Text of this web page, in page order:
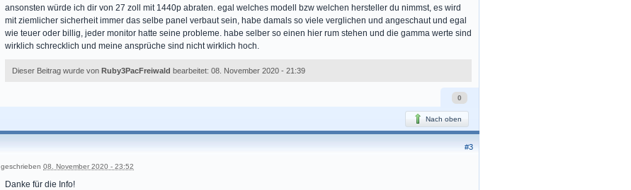
ansonsten würde ich dir von 27 zoll mit 1440p abraten. egal welches modell bzw welchen hersteller du nimmst, es wird
mit ziemlicher sicherheit immer das selbe panel verbaut sein, habe damals so viele verglichen und angeschaut und egal
wie teuer oder billig, jeder monitor hatte seine probleme. habe selber so einen hier rum stehen und die gamma werte sind
wirklich schrecklich und meine ansprüche sind nicht wirklich hoch.
Dieser Beitrag wurde von Ruby3PacFreiwald bearbeitet: 08. November 2020 - 21:39
0
Nach oben
#3
geschrieben 08. November 2020 - 23:52
Danke für die Info!